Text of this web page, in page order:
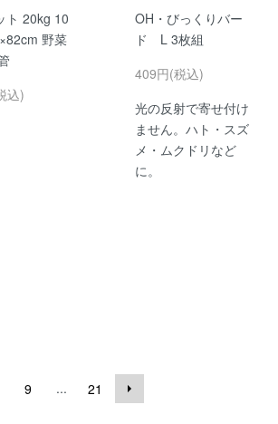
ト 20kg 10
野菜
込)
OH・びっくりバー
ド L 3枚組
409円(税込)
光の反射で寄せ付け
ません。ハト・スズ
メ・ムクドリなど
に。
9 ... 21